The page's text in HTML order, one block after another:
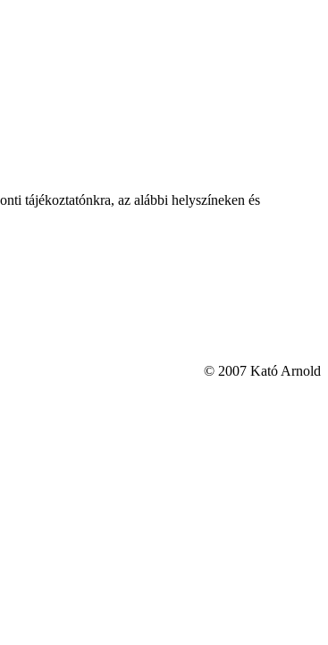
tájékoztatónkra, az alábbi helyszíneken és
© 2007 Kató Arnold